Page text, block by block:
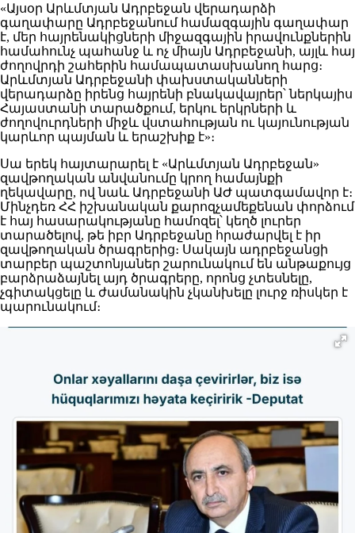
«Այսօր Արևմտյան Ադրբեջան վերադարձի
գաղափարը Ադրբեջանում համազգային գաղափար
է, մեր հայրենակիցների միջազգային իրավունքներին
համահունչ պահանջ և ոչ միայն Ադրբեջանի, այլև հայ
ժողովրդի շահերին համապատասխանող հարց։
Արևմտյան Ադրբեջանի փախստականների
վերադարձը իրենց հայրենի բնակավայրեր՝ ներկայիս
Հայաստանի տարածքում, երկու երկրների և
ժողովուրդների միջև վստահության ու կայունության
կարևոր պայման և երաշխիք է»։
Սա երեկ հայտարարել է «Արևմտյան Ադրբեջան»
զավթողական անվանումը կրող համայնքի
ղեկավարը, ով նաև Ադրբեջանի ԱԺ պատգամավոր է։
Մինչդեռ ՀՀ իշխանական քարոզչամեքենան փորձում
է հայ հասարակությանը համոզել՝ կեղծ լուրեր
տարածելով, թե իբր Ադրբեջանը հրաժարվել է իր
զավթողական ծրագրերից։ Սակայն ադրբեջանցի
տարբեր պաշտոնյաներ շարունակում են անթաքույց
բարձրաձայնել այդ ծրագրերը, որոնց չտեսնելը,
չգիտակցելը և ժամանակին չկանխելը լուրջ ռիսկեր է
պարունակում։